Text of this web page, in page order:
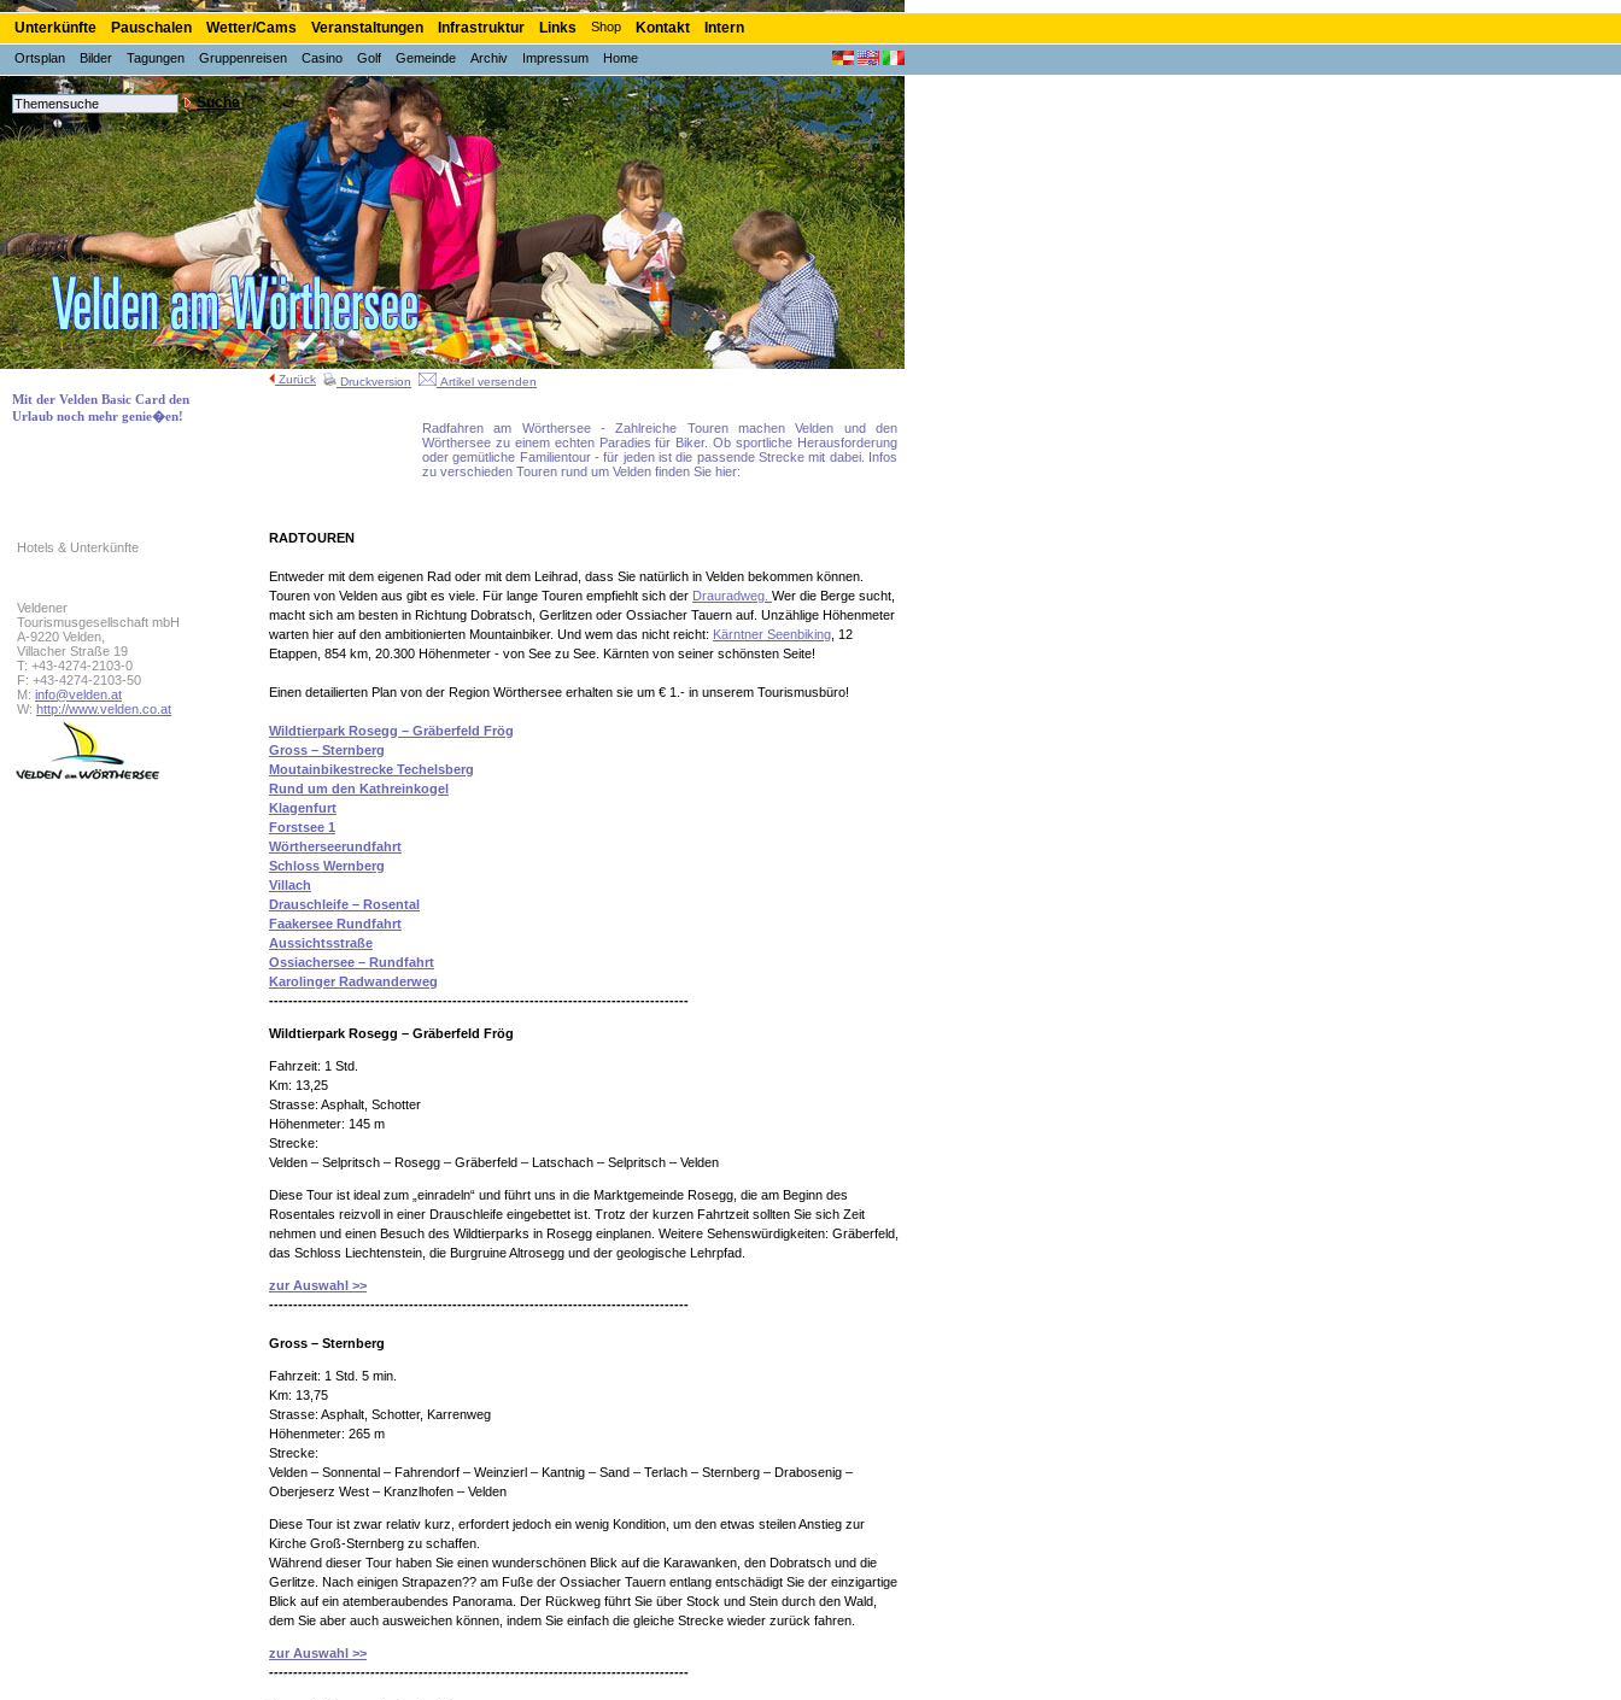
Unterkünfte Pauschalen Wetter/Cams Veranstaltungen Infrastruktur Links Shop Kontakt Intern
Ortsplan Bilder Tagungen Gruppenreisen Casino Golf Gemeinde Archiv Impressum Home
Mit der Velden Basic Card den
Urlaub noch mehr genie�en!
Suche
Hotels & Unterkünfte
Veldener
Tourismusgesellschaft mbH
A-9220 Velden,
Villacher Straße 19
T: +43-4274-2103-0
F: +43-4274-2103-50
M: info@velden.at
W: http://www.velden.co.at
Zurück Druckversion Artikel versenden
Radfahren am Wörthersee - Zahlreiche Touren machen Velden und den
Wörthersee zu einem echten Paradies für Biker. Ob sportliche Herausforderung
oder gemütliche Familientour - für jeden ist die passende Strecke mit dabei. Infos
zu verschieden Touren rund um Velden finden Sie hier:
RADTOUREN
Entweder mit dem eigenen Rad oder mit dem Leihrad, dass Sie natürlich in Velden bekommen können.
Touren von Velden aus gibt es viele. Für lange Touren empfiehlt sich der Drauradweg. Wer die Berge sucht,
macht sich am besten in Richtung Dobratsch, Gerlitzen oder Ossiacher Tauern auf. Unzählige Höhenmeter
warten hier auf den ambitionierten Mountainbiker. Und wem das nicht reicht: Kärntner Seenbiking , 12
Etappen, 854 km, 20.300 Höhenmeter - von See zu See. Kärnten von seiner schönsten Seite!
Einen detailierten Plan von der Region Wörthersee erhalten sie um € 1.- in unserem Tourismusbüro!
Wildtierpark Rosegg – Gräberfeld Frög
Gross – Sternberg
Moutainbikestrecke Techelsberg
Rund um den Kathreinkogel
Klagenfurt
Forstsee 1
Wörtherseerundfahrt
Schloss Wernberg
Villach
Drauschleife – Rosental
Faakersee Rundfahrt
Aussichtsstraße
Ossiachersee – Rundfahrt
Karolinger Radwanderweg
---------------------------------------------------------------------------------------
Wildtierpark Rosegg – Gräberfeld Frög
Fahrzeit: 1 Std.
Km: 13,25
Strasse: Asphalt, Schotter
Höhenmeter: 145 m
Strecke:
Velden – Selpritsch – Rosegg – Gräberfeld – Latschach – Selpritsch – Velden
Diese Tour ist ideal zum „einradeln“ und führt uns in die Marktgemeinde Rosegg, die am Beginn des
Rosentales reizvoll in einer Drauschleife eingebettet ist. Trotz der kurzen Fahrtzeit sollten Sie sich Zeit
nehmen und einen Besuch des Wildtierparks in Rosegg einplanen. Weitere Sehenswürdigkeiten: Gräberfeld,
das Schloss Liechtenstein, die Burgruine Altrosegg und der geologische Lehrpfad.
zur Auswahl >>
---------------------------------------------------------------------------------------
Gross – Sternberg
Fahrzeit: 1 Std. 5 min.
Km: 13,75
Strasse: Asphalt, Schotter, Karrenweg
Höhenmeter: 265 m
Strecke:
Velden – Sonnental – Fahrendorf – Weinzierl – Kantnig – Sand – Terlach – Sternberg – Drabosenig –
Oberjeserz West – Kranzlhofen – Velden
Diese Tour ist zwar relativ kurz, erfordert jedoch ein wenig Kondition, um den etwas steilen Anstieg zur
Kirche Groß-Sternberg zu schaffen.
Während dieser Tour haben Sie einen wunderschönen Blick auf die Karawanken, den Dobratsch und die
Gerlitze. Nach einigen Strapazen?? am Fuße der Ossiacher Tauern entlang entschädigt Sie der einzigartige
Blick auf ein atemberaubendes Panorama. Der Rückweg führt Sie über Stock und Stein durch den Wald,
dem Sie aber auch ausweichen können, indem Sie einfach die gleiche Strecke wieder zurück fahren.
zur Auswahl >>
---------------------------------------------------------------------------------------